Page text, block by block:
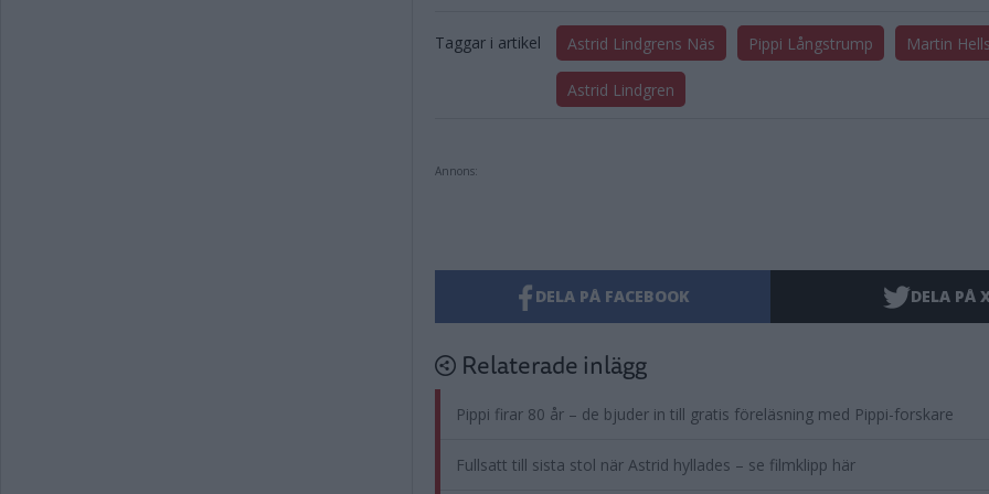
Taggar i artikel Astrid Lindgrens Näs Pippi Långstrump Martin
Astrid Lindgren
Annons:
DELA PÅ FACEBOOK DELA PÅ
Relaterade inlägg
Pippi firar 80 år – de bjuder in till gratis föreläsning med Pippi-forskare
Fullsatt till sista stol när Astrid hyllades – se filmklipp här